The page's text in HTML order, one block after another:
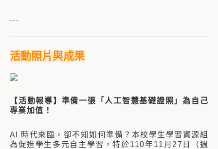
---
活動照片與成果
【活動報導】準備一張「人工智慧基礎證照」為自己
專業加值！
AI 時代來臨，卻不知如何準備？本校學生學習資源組
為促進學生多元自主學習，特於110年11月27日（週